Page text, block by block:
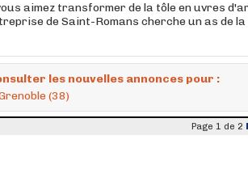
aimez transformer de la tôle en uvres
de Saint-Romans cherche un as de la
les nouvelles annonces pour :
(38)
Page 1 de 2